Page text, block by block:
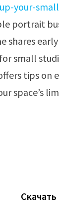
your-
portrait
small
tips
space’s